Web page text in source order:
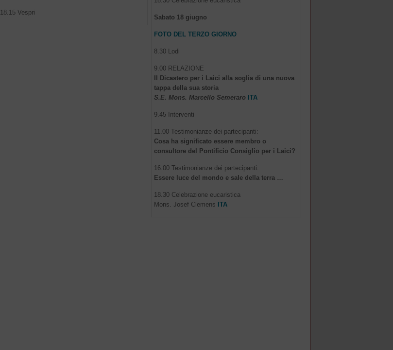
18.15 Vespri
Sabato 18 giugno
FOTO DEL TERZO GIORNO
8.30 Lodi
9.00 RELAZIONE
Il Dicastero per i Laici alla soglia di una nuova
tappa della sua storia
S.E. Mons. Marcello Semeraro ITA
9.45 Interventi
11.00 Testimonianze dei partecipanti:
Cosa ha significato essere membro o
consultore del Pontificio Consiglio per i Laici?
16.00 Testimonianze dei partecipanti:
Essere luce del mondo e sale della terra …
18.30 Celebrazione eucaristica
Mons. Josef Clemens ITA